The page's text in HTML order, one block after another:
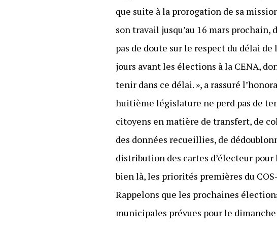
que suite à la prorogation de sa
son travail jusqu’au 16 mars prochain,
pas de doute sur le respect du délai
jours avant les élections à la CENA,
tenir dans ce délai. », a rassuré
huitième législature ne perd pas de
citoyens en matière de transfert, de
des données recueillies, de
distribution des cartes d’électeur
bien là, les priorités premières du
Rappelons que les prochaines
municipales prévues pour le